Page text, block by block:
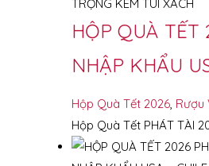
HỘP QUÀ TẾT
NHẬP KHẨU
Hộp Quà Tết 2026, Rượu
Hộp Quà Tết PHÁT TÀI